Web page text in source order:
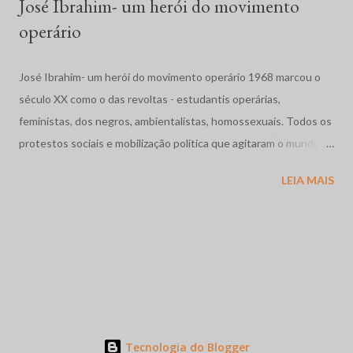
José Ibrahim- um herói do movimento
operário
José Ibrahim- um herói do movimento operário 1968 marcou o
século XX como o das revoltas - estudantis operárias,
feministas, dos negros, ambientalistas, homossexuais. Todos os
protestos sociais e mobilização política que agitaram o mundo
massacre dos estudantes na México, a guerra no Vietnã se
suas origens e raízes abalizadas pela particularidade brasileira,
LEIA MAIS
Tecnologia do Blogger